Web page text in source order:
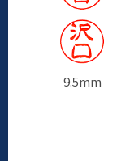
9.5mm